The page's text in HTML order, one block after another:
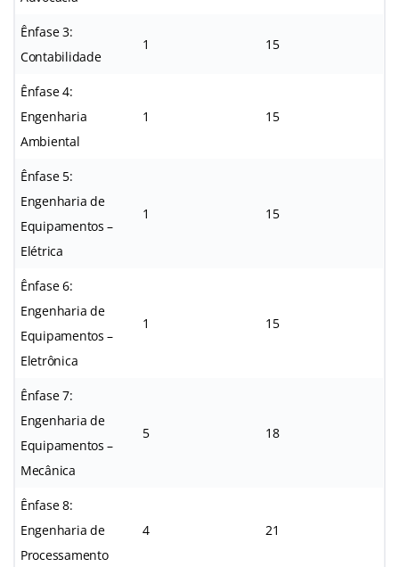
Ênfase 3:
Contabilidade
1 15
Ênfase 4:
Engenharia
Ambiental
1 15
Ênfase 5:
Engenharia de
Equipamentos –
Elétrica
1 15
Ênfase 6:
Engenharia de
Equipamentos –
Eletrônica
1 15
Ênfase 7:
Engenharia de
Equipamentos –
Mecânica
5 18
Ênfase 8:
Engenharia de
Processamento
4 21